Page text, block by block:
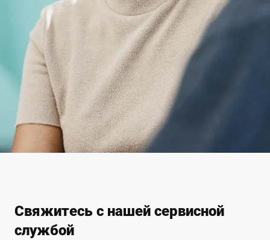
Свяжитесь с нашей сервисной
службой